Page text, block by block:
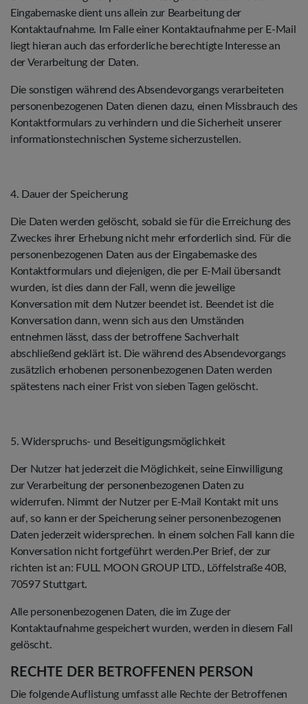
Eingabemaske dient uns allein zur Bearbeitung der
Kontaktaufnahme. Im Falle einer Kontaktaufnahme per E-Mail
liegt hieran auch das erforderliche berechtigte Interesse an
der Verarbeitung der Daten.
Die sonstigen während des Absendevorgangs verarbeiteten
personenbezogenen Daten dienen dazu, einen Missbrauch des
Kontaktformulars zu verhindern und die Sicherheit unserer
informationstechnischen Systeme sicherzustellen.
4. Dauer der Speicherung
Die Daten werden gelöscht, sobald sie für die Erreichung des
Zweckes ihrer Erhebung nicht mehr erforderlich sind. Für die
personenbezogenen Daten aus der Eingabemaske des
Kontaktformulars und diejenigen, die per E-Mail übersandt
wurden, ist dies dann der Fall, wenn die jeweilige
Konversation mit dem Nutzer beendet ist. Beendet ist die
Konversation dann, wenn sich aus den Umständen
entnehmen lässt, dass der betroffene Sachverhalt
abschließend geklärt ist. Die während des Absendevorgangs
zusätzlich erhobenen personenbezogenen Daten werden
spätestens nach einer Frist von sieben Tagen gelöscht.
5. Widerspruchs- und Beseitigungsmöglichkeit
Der Nutzer hat jederzeit die Möglichkeit, seine Einwilligung
zur Verarbeitung der personenbezogenen Daten zu
widerrufen. Nimmt der Nutzer per E-Mail Kontakt mit uns
auf, so kann er der Speicherung seiner personenbezogenen
Daten jederzeit widersprechen. In einem solchen Fall kann die
Konversation nicht fortgeführt werden.Per Brief, der zur
richten ist an: FULL MOON GROUP LTD., Löffelstraße 40B,
70597 Stuttgart.
Alle personenbezogenen Daten, die im Zuge der
Kontaktaufnahme gespeichert wurden, werden in diesem Fall
gelöscht.
RECHTE DER BETROFFENEN PERSON
Die folgende Auflistung umfasst alle Rechte der Betroffenen